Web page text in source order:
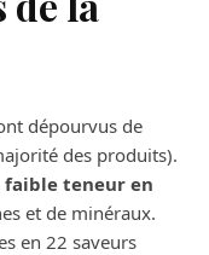
dépourvus de
des produits).
teneur en
et de minéraux.
en 22 saveurs